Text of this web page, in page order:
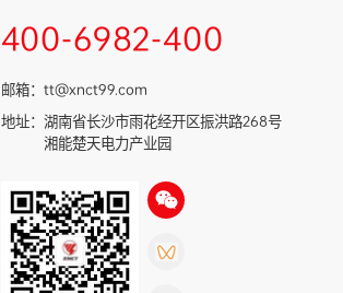
400-6982-400
邮箱： tt@xnct99.com
地址： 湖南省长沙市雨花经开区振洪路268号
湘能楚天电力产业园